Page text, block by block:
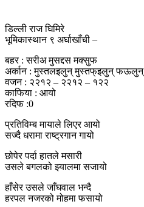
डिल्ली राज घिमिरे
भूमिकास्थान ९ अर्घाखाँची –
बहर : सरीअ मुसद्दस मक्सुफ
अर्कान : मुस्तलइलुन् मुस्तफ्इलुन् फऊलुन्
वजन : २२१२ – २२१२ – १२२
काफिया : आयो
रदिफ :0
प्रतिविम्ब मायाले लिएर आयो
सज्दै धरामा राष्ट्रगान गायो
छोपेर पर्दा हातले मसारी
उसले बगलको झ्यालमा सजायो
हाँसेर उसले जाँघवाल भन्दै
हरपल नजरको मोहमा फसायो